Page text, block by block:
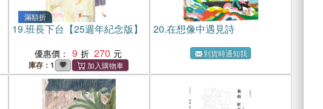
滿額折
19.班長下台【25週年紀念版】
優惠價： 9 270
庫存：1
20.在想像中遇見詩
到貨時通知我